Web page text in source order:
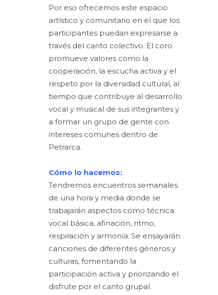
Por eso ofrecemos este espacio
artístico y comunitario en el que los
participantes puedan expresarse a
través del canto colectivo. El coro
promueve valores como la
cooperación, la escucha activa y el
respeto por la diversidad cultural, al
tiempo que contribuye al desarrollo
vocal y musical de sus integrantes y
a formar un grupo de gente con
intereses comunes dentro de
Petrarca.
Cómo lo hacemos:
Tendremos encuentros semanales
de una hora y media donde se
trabajarán aspectos como técnica
vocal básica, afinación, ritmo,
respiración y armonía. Se ensayarán
canciones de diferentes géneros y
culturas, fomentando la
participación activa y priorizando el
disfrute por el canto grupal.